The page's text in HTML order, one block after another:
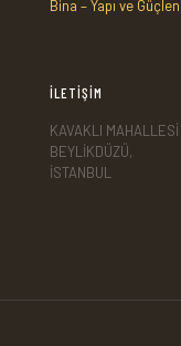
Bina – Yapı ve
İLETİŞİM
KAVAKLI MAHALLESİ
BEYLİKDÜZÜ,
İSTANBUL